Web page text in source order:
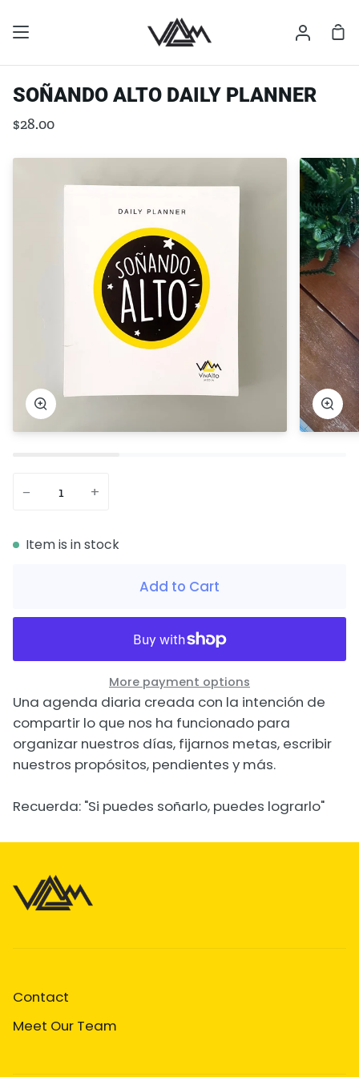
to
My
SOÑANDO ALTO DAILY PLANNER
$28.00
Zoom
− +
Item is in stock
Add to Cart
More payment options
Una agenda diaria creada con la intención de
compartir lo que nos ha funcionado para
organizar nuestros días, fijarnos metas, escribir
nuestros propósitos, pendientes y más.
Recuerda: "Si puedes soñarlo, puedes lograrlo"
Contact
Meet Our Team